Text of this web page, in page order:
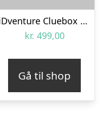
iDventure Cluebox Captain Nemo’s Nautilus
kr. 499,00
Gå til shop